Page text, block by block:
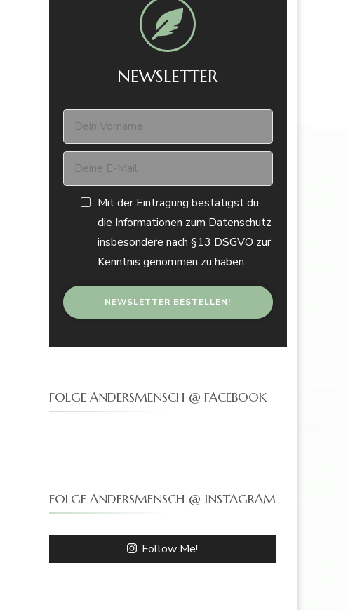
NEWSLETTER
Mit der Eintragung bestätigst du
die Informationen zum Datenschutz
insbesondere nach §13 DSGVO zur
Kenntnis genommen zu haben.
FOLGE ANDERSMENSCH @ FACEBOOK
FOLGE ANDERSMENSCH @ INSTAGRAM
Follow Me!